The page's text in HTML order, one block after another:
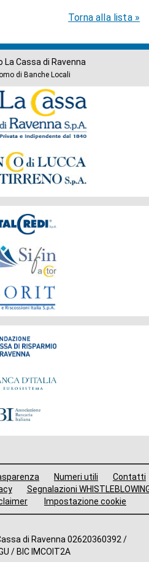
Torna alla lista »
La Cassa di Ravenna
di Banche Locali
Numeri utili
Contatti
Segnalazioni
Impostazione cookie
di Ravenna 02620360392 /
/ BIC IMCOIT2A